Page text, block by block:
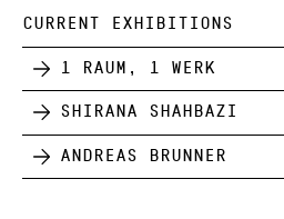
CURRENT EXHIBITIONS
1 Raum, 1 Werk
Shirana Shahbazi
Andreas Brunner